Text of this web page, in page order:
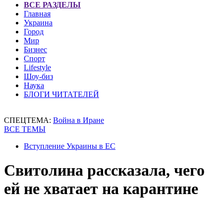
ВСЕ РАЗДЕЛЫ
Главная
Украина
Город
Мир
Бизнес
Спорт
Lifestyle
Шоу-биз
Наука
БЛОГИ ЧИТАТЕЛЕЙ
СПЕЦТЕМА: Война в Иране
ВСЕ ТЕМЫ
Вступление Украины в ЕС
Свитолина рассказала, чего
ей не хватает на карантине